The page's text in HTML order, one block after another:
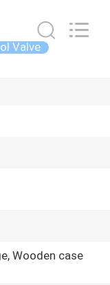
Valve
Wooden case